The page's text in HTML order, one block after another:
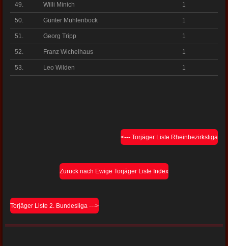
49. Willi Minich 1
50. Günter Mühlenbock 1
51. Georg Tripp 1
52. Franz Wichelhaus 1
53. Leo Wilden 1
<--- Torjäger Liste Rheinbezirksliga
Zuruck nach Ewige Torjäger Liste Index
Torjäger Liste 2. Bundesliga --->